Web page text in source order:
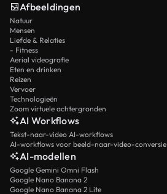
Afbeeldingen
Natuur
Mensen
Liefde & Relaties
- Fitness
Aerial videografie
Eten en drinken
Reizen
Vervoer
Technologieën
Zoom virtuele achtergronden
AI Workflows
Tekst-naar-video AI-workflows
AI-workflows voor beeld-naar-video-conversie
AI-modellen
Google Gemini Omni Flash
Google Nano Banana 2
Google Nano Banana 2 Lite